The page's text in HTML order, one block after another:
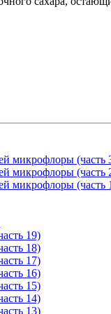
микрофлоры (часть
микрофлоры (часть
микрофлоры (часть
19)
18)
17)
16)
15)
14)
13)